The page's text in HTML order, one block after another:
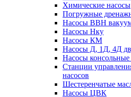
Химические насосы
Погружные
Насосы ВВН
Насосы Нку
Насосы КМ
Насосы Д, 1Д, 4Д
Насосы
Станции
насосов
Шестеренчатые
Насосы ЦВК